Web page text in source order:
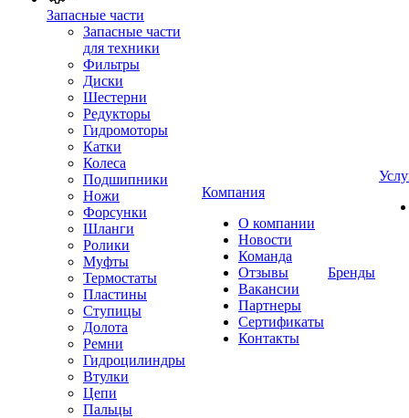
Запасные части
Запасные части
для техники
Фильтры
Диски
Шестерни
Редукторы
Гидромоторы
Катки
Колеса
Подшипники
Ножи
Форсунки
Шланги
Ролики
Муфты
Термостаты
Пластины
Ступицы
Долота
Ремни
Гидроцилиндры
Втулки
Цепи
Пальцы
Компания
О компании
Новости
Команда
Отзывы
Вакансии
Партнеры
Сертификаты
Контакты
Бренды